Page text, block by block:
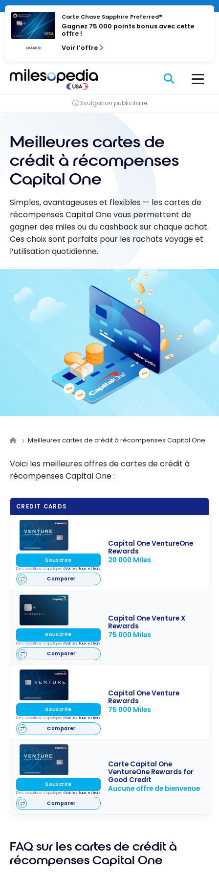
Passer
contenu
Carte Chase Sapphire Preferred®
Gagnez 75 000 points bonus avec cette
offre !
Voir l’offre
Divulgation publicitaire
Meilleures cartes de
crédit à récompenses
Capital One
Simples, avantageuses et flexibles — les cartes de
récompenses Capital One vous permettent de
gagner des miles ou du cashback sur chaque achat.
Ces choix sont parfaits pour les rachats voyage et
l’utilisation quotidienne.
Meilleures cartes de crédit à récompenses Capital One
Voici les meilleures offres de cartes de crédit à
récompenses Capital One :
CREDIT CARDS
Capital One VentureOne
Rewards
20 000 Miles
Souscrire
Des conditions s'appliquentVoir les taux et frais
Comparer
Capital One Venture X
Rewards
75 000 Miles
Souscrire
Des conditions s'appliquentVoir les taux et frais
Comparer
Capital One Venture
Rewards
75 000 Miles
Souscrire
Des conditions s'appliquentVoir les taux et frais
Comparer
Carte Capital One
VentureOne Rewards for
Good Credit
Aucune offre de bienvenue
Souscrire
Des conditions s'appliquentVoir les taux et frais
Comparer
FAQ sur les cartes de crédit à
récompenses Capital One